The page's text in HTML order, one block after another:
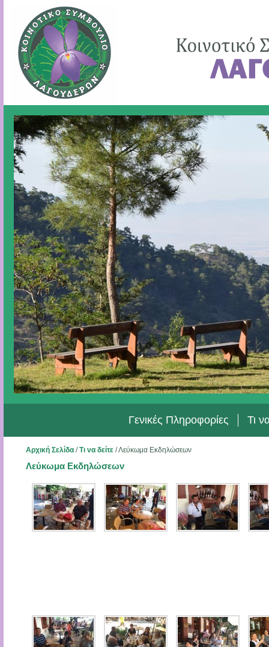
Γενικές Πληροφορίες Τι
Αρχική Σελίδα/Τι να δείτε/Λεύκωμα Εκδηλώσεων
Λεύκωμα Εκδηλώσεων